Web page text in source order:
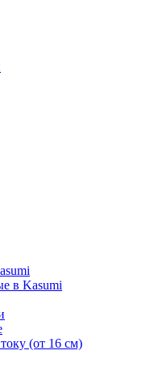
в Kasumi
(от 16 см)